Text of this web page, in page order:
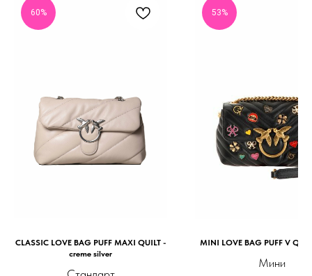
60%
CLASSIC LOVE BAG PUFF MAXI QUILT -
creme silver
53%
MINI LOVE BAG PUFF V
Мини